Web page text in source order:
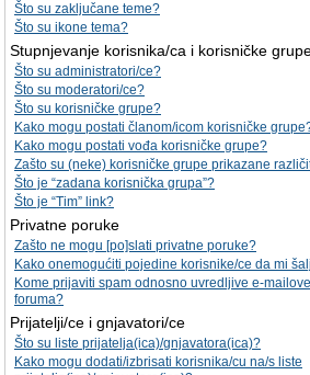
Što su zaključane teme?
Što su ikone tema?
Stupnjevanje korisnika/ca i korisničke
Što su administratori/ce?
Što su moderatori/ce?
Što su korisničke grupe?
Kako mogu postati članom/icom korisničke
Kako mogu postati vođa korisničke grupe?
Zašto su (neke) korisničke grupe prikazane
Što je “zadana korisnička grupa”?
Što je “Tim” link?
Privatne poruke
Zašto ne mogu [po]slati privatne poruke?
Kako onemogućiti pojedine korisnike/ce da mi
Kome prijaviti spam odnosno uvredljive e-
foruma?
Prijatelji/ce i gnjavatori/ce
Što su liste prijatelja(ica)/gnjavatora(ica)?
Kako mogu dodati/izbrisati korisnika/cu na/s liste